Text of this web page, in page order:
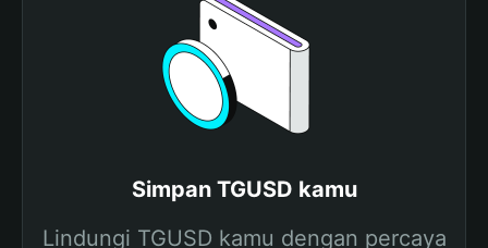
Simpan TGUSD kamu
Lindungi TGUSD kamu dengan percaya